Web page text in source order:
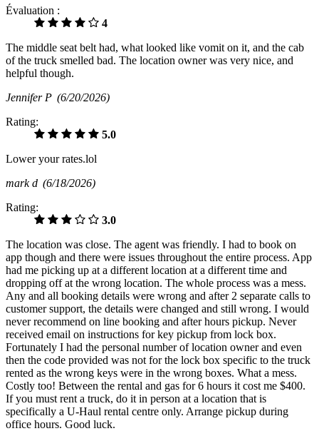
Évaluation :
4
The middle seat belt had, what looked like vomit on it, and the cab
of the truck smelled bad. The location owner was very nice, and
helpful though.
Jennifer P (6/20/2026)
Rating:
5.0
Lower your rates.lol
mark d (6/18/2026)
Rating:
3.0
The location was close. The agent was friendly. I had to book on
app though and there were issues throughout the entire process. App
had me picking up at a different location at a different time and
dropping off at the wrong location. The whole process was a mess.
Any and all booking details were wrong and after 2 separate calls to
customer support, the details were changed and still wrong. I would
never recommend on line booking and after hours pickup. Never
received email on instructions for key pickup from lock box.
Fortunately I had the personal number of location owner and even
then the code provided was not for the lock box specific to the truck
rented as the wrong keys were in the wrong boxes. What a mess.
Costly too! Between the rental and gas for 6 hours it cost me $400.
If you must rent a truck, do it in person at a location that is
specifically a U-Haul rental centre only. Arrange pickup during
office hours. Good luck.